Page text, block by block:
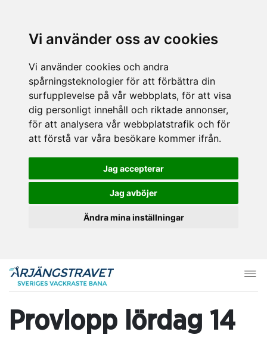
Vi använder oss av cookies
Vi använder cookies och andra
spårningsteknologier för att förbättra din
surfupplevelse på vår webbplats, för att visa
dig personligt innehåll och riktade annonser,
för att analysera vår webbplatstrafik och för
att förstå var våra besökare kommer ifrån.
Jag accepterar
Jag avböjer
Ändra mina inställningar
Provlopp lördag 14